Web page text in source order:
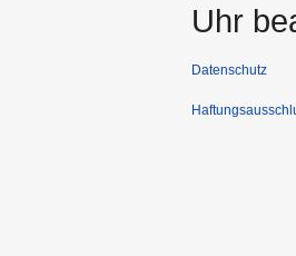
Uhr
Datenschutz